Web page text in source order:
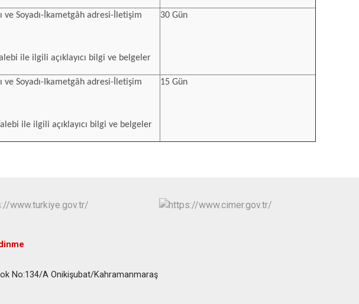
ve Soyadı-İkametgâh adresi-İletişim
ile ilgili açıklayıcı bilgi ve belgeler
30 Gün
ve Soyadı-Ikametgâh adresi-İletişim
ile ilgili açıklayıcı bilgi ve belgeler
15 Gün
No:134/A Onikişubat/Kahramanmaraş